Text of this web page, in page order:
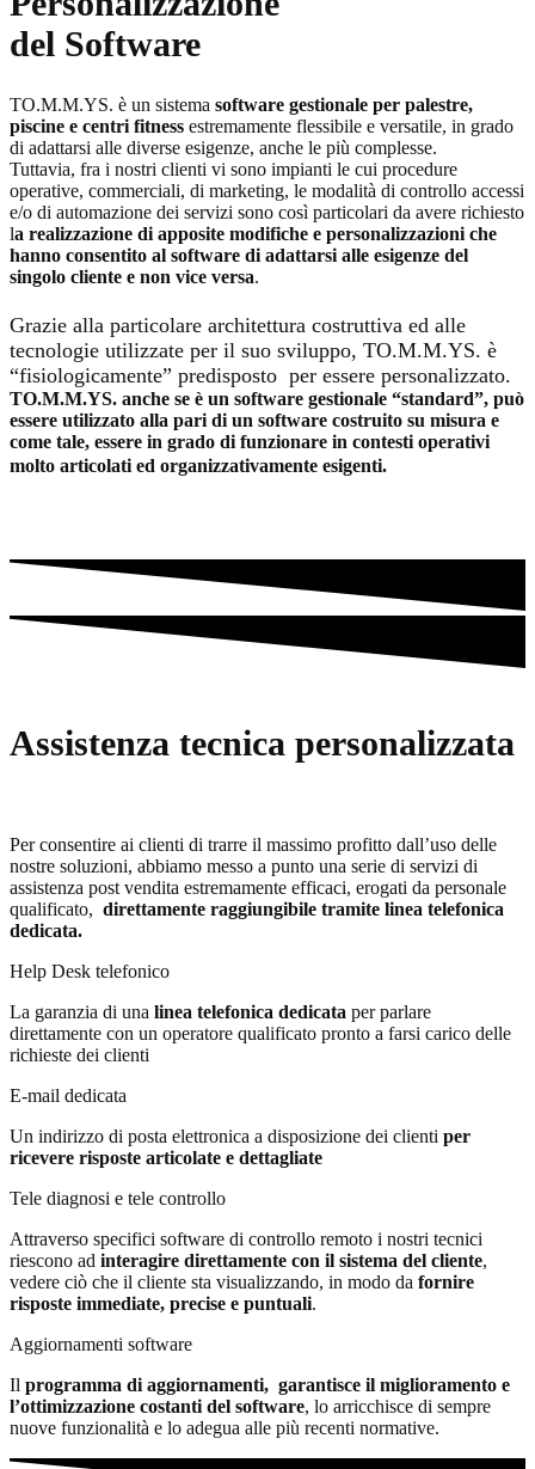
del Software
TO.M.M.YS. è un sistema software gestionale per palestre,
piscine e centri fitness estremamente flessibile e versatile, in grado
di adattarsi alle diverse esigenze, anche le più complesse.
Tuttavia, fra i nostri clienti vi sono impianti le cui procedure
operative, commerciali, di marketing, le modalità di controllo accessi
e/o di automazione dei servizi sono così particolari da avere richiesto
la realizzazione di apposite modifiche e personalizzazioni che
hanno consentito al software di adattarsi alle esigenze del
singolo cliente e non vice versa.
Grazie alla particolare architettura costruttiva ed alle
tecnologie utilizzate per il suo sviluppo, TO.M.M.YS. è
“fisiologicamente” predisposto per essere personalizzato.
TO.M.M.YS. anche se è un software gestionale “standard”, può
essere utilizzato alla pari di un software costruito su misura e
come tale, essere in grado di funzionare in contesti operativi
molto articolati ed organizzativamente esigenti.
Assistenza tecnica personalizzata
Per consentire ai clienti di trarre il massimo profitto dall’uso delle
nostre soluzioni, abbiamo messo a punto una serie di servizi di
assistenza post vendita estremamente efficaci, erogati da personale
qualificato, direttamente raggiungibile tramite linea telefonica
dedicata.
Help Desk telefonico
La garanzia di una linea telefonica dedicata per parlare
direttamente con un operatore qualificato pronto a farsi carico delle
richieste dei clienti
E-mail dedicata
Un indirizzo di posta elettronica a disposizione dei clienti per
ricevere risposte articolate e dettagliate
Tele diagnosi e tele controllo
Attraverso specifici software di controllo remoto i nostri tecnici
riescono ad interagire direttamente con il sistema del cliente,
vedere ciò che il cliente sta visualizzando, in modo da fornire
risposte immediate, precise e puntuali.
Aggiornamenti software
Il programma di aggiornamenti, garantisce il miglioramento e
l’ottimizzazione costanti del software, lo arricchisce di sempre
nuove funzionalità e lo adegua alle più recenti normative.